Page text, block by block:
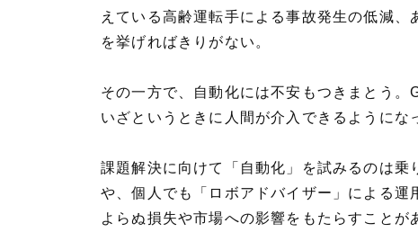
えている高齢運転手による事故発生の低減
を挙げればきりがない。
その一方で、自動化には不安もつきまとう
いざというときに人間が介入できるようにな
課題解決に向けて「自動化」を試みるのは乗
や、個人でも「ロボアドバイザー」による
よらぬ損失や市場への影響をもたらすことが